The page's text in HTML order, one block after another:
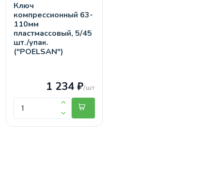
Ключ
компрессионный 63-
110мм
пластмассовый, 5/45
шт./упак.
("POELSAN")
1 234 ₽/шт